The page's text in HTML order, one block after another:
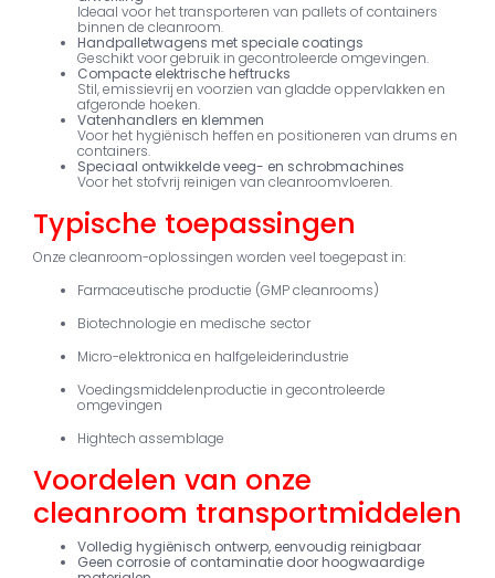
Ideaal voor het transporteren van pallets of containers
binnen de cleanroom.
Handpalletwagens met speciale coatings
Geschikt voor gebruik in gecontroleerde omgevingen.
Compacte elektrische heftrucks
Stil, emissievrij en voorzien van gladde oppervlakken en
afgeronde hoeken.
Vatenhandlers en klemmen
Voor het hygiënisch heffen en positioneren van drums en
containers.
Speciaal ontwikkelde veeg- en schrobmachines
Voor het stofvrij reinigen van cleanroomvloeren.
Typische toepassingen
Onze cleanroom-oplossingen worden veel toegepast in:
Farmaceutische productie (GMP cleanrooms)
Biotechnologie en medische sector
Micro-elektronica en halfgeleiderindustrie
Voedingsmiddelenproductie in gecontroleerde
omgevingen
Hightech assemblage
Voordelen van onze
cleanroom transportmiddelen
Volledig hygiënisch ontwerp, eenvoudig reinigbaar
Geen corrosie of contaminatie door hoogwaardige